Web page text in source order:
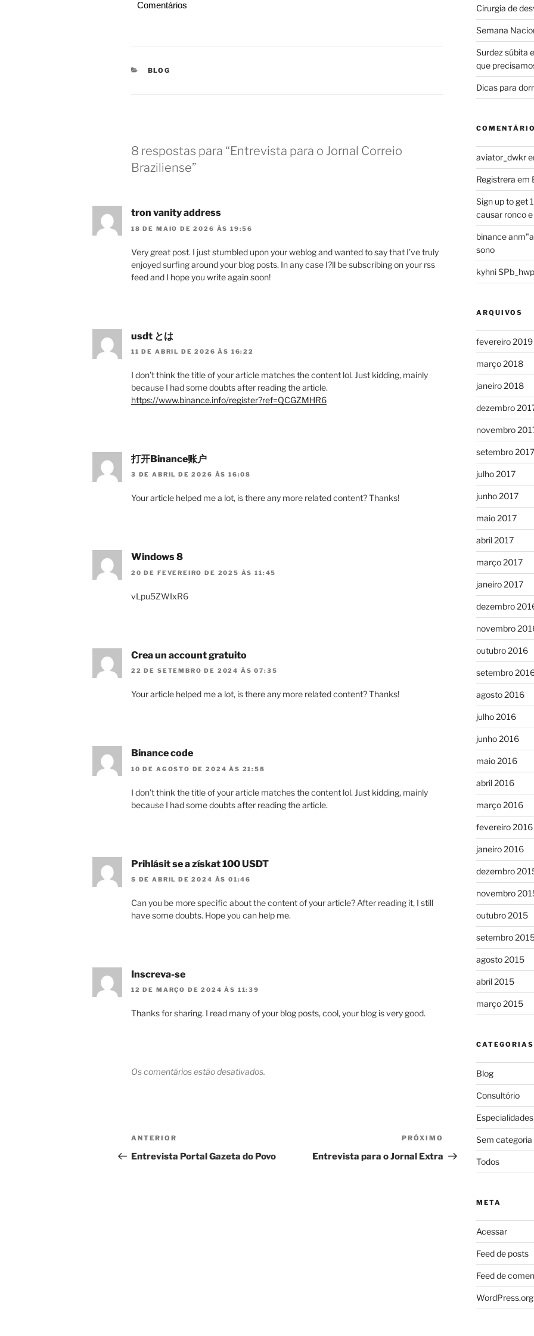
Comentários
CATEGORIAS
BLOG
8 respostas para “Entrevista para o Jornal Correio
Braziliense”
tron vanity address
18 DE MAIO DE 2026 ÀS 19:56
Very great post. I just stumbled upon your weblog and wanted to say that I’ve truly
enjoyed surfing around your blog posts. In any case I?ll be subscribing on your rss
feed and I hope you write again soon!
usdt とは
11 DE ABRIL DE 2026 ÀS 16:22
I don’t think the title of your article matches the content lol. Just kidding, mainly
because I had some doubts after reading the article.
https://www.binance.info/register?ref=QCGZMHR6
打开Binance账户
3 DE ABRIL DE 2026 ÀS 16:08
Your article helped me a lot, is there any more related content? Thanks!
Windows 8
20 DE FEVEREIRO DE 2025 ÀS 11:45
vLpu5ZWIxR6
Crea un account gratuito
22 DE SETEMBRO DE 2024 ÀS 07:35
Your article helped me a lot, is there any more related content? Thanks!
Binance code
10 DE AGOSTO DE 2024 ÀS 21:58
I don’t think the title of your article matches the content lol. Just kidding, mainly
because I had some doubts after reading the article.
Prihlásit se a získat 100 USDT
5 DE ABRIL DE 2024 ÀS 01:46
Can you be more specific about the content of your article? After reading it, I still
have some doubts. Hope you can help me.
Inscreva-se
12 DE MARÇO DE 2024 ÀS 11:39
Thanks for sharing. I read many of your blog posts, cool, your blog is very good.
Os comentários estão desativados.
Navegação
de
Post
anterior
ANTERIOR
Entrevista Portal Gazeta do Povo
Próximo
post
PRÓXIMO
Entrevista para o Jornal Extra
Cirurgia de
Semana
Surdez súbita
que
Dicas para
aviator_dwkr
Registrera em
Sign up to get
causar ronco
binance
sono
kyhni
ARQUIVOS
fevereiro 2019
março 2018
janeiro 2018
dezembro
novembro
setembro 2017
julho 2017
junho 2017
maio 2017
abril 2017
março 2017
janeiro 2017
dezembro
novembro
outubro 2016
setembro
agosto 2016
julho 2016
junho 2016
maio 2016
abril 2016
março 2016
fevereiro 2016
janeiro 2016
dezembro
novembro
outubro 2015
setembro
agosto 2015
abril 2015
março 2015
CATEGORIAS
Blog
Consultório
Especialidades
Sem categoria
Todos
META
Acessar
Feed de posts
Feed de
WordPress.org